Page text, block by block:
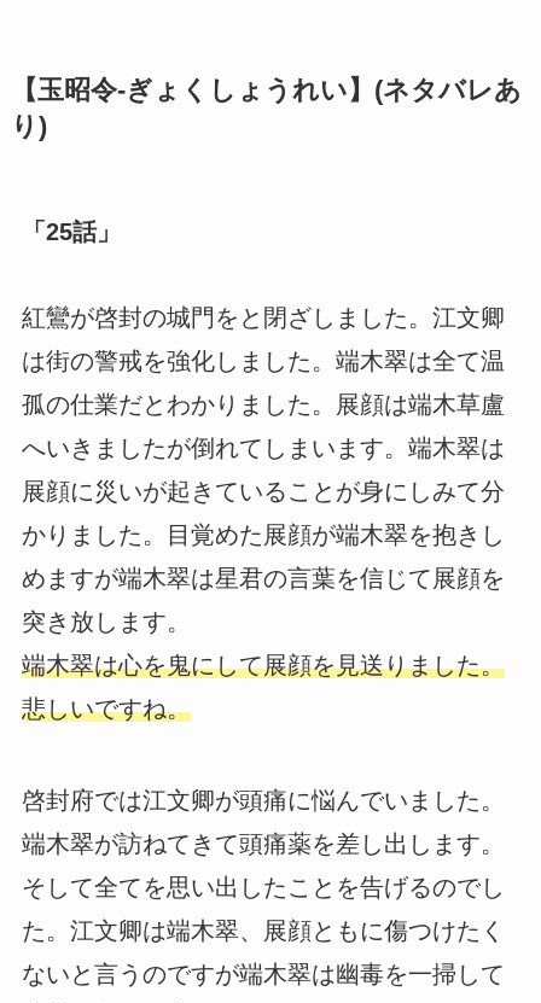
【玉昭令-ぎょくしょうれい】(ネタバレあ
り)
「25話」
紅鸞が啓封の城門をと閉ざしました。江文卿
は街の警戒を強化しました。端木翠は全て温
孤の仕業だとわかりました。展顔は端木草盧
へいきましたが倒れてしまいます。端木翠は
展顔に災いが起きていることが身にしみて分
かりました。目覚めた展顔が端木翠を抱きし
めますが端木翠は星君の言葉を信じて展顔を
突き放します。
端木翠は心を鬼にして展顔を見送りました。
悲しいですね。
啓封府では江文卿が頭痛に悩んでいました。
端木翠が訪ねてきて頭痛薬を差し出します。
そして全てを思い出したことを告げるのでし
た。江文卿は端木翠、展顔ともに傷つけたく
ないと言うのですが端木翠は幽毒を一掃して